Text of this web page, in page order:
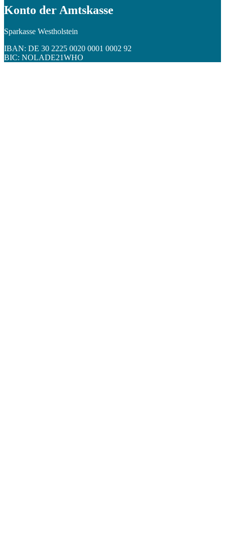
Konto der Amtskasse
Sparkasse Westholstein
IBAN: DE 30 2225 0020 0001 0002 92
BIC: NOLADE21WHO